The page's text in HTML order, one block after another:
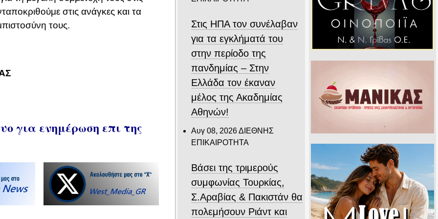
στις ανάγκες και τα
τους.
για ενημέρωση επι της
Στις ΗΠΑ τον συνέλαβαν
για τα εγκλήματά του
στην περίοδο της
πανδημίας – Στην
Ελλάδα τον έκαναν
μέλος της Ακαδημίας
Αθηνών!
Αυγ 08, 2026ΔΙΕΘΝΗΣ
ΕΠΙΚΑΙΡΟΤΗΤΑ
Βάσει της τριμερούς
συμφωνίας Τουρκίας,
Σ.Αραβίας & Πακιστάν θα
πολεμήσουν Ριάντ και